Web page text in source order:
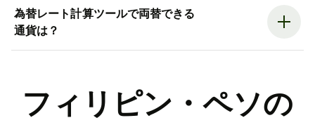
為替レート計算ツールで両替できる
通貨は？
フィリピン・ペソの